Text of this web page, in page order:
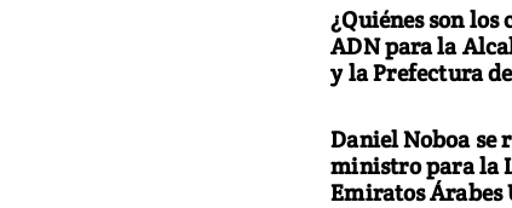
¿Quiénes son los
ADN para la
y la Prefectura
Daniel Noboa se
ministro para la
Emiratos Árabes